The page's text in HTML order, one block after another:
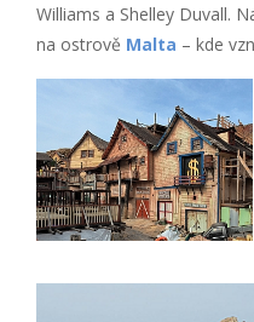
Williams a Shelley Duvall.
na ostrově Malta – kde